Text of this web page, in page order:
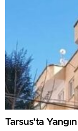
Tarsus’ta